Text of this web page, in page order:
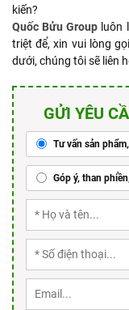
kiến?
Quốc Bửu Group luôn
triệt để, xin vui lòng
dưới, chúng tôi sẽ liên
GỬI YÊU
Tư vấn sản
Góp ý, than